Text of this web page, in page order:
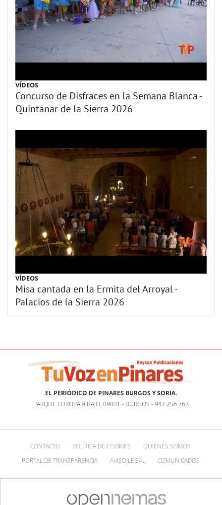
VÍDEOS
Concurso de Disfraces en la Semana Blanca -
Quintanar de la Sierra 2026
VÍDEOS
Misa cantada en la Ermita del Arroyal -
Palacios de la Sierra 2026
EL PERIÓDICO DE PINARES BURGOS Y SORIA.
PARQUE EUROPA 9 BAJO, 09001 - BURGOS - 947 256 767
CONTACTO POLÍTICA DE COOKIES
QUIÉNES SOMOS
PORTAL DE TRANSPARENCIA
AVISO LEGAL COMUNICADOS